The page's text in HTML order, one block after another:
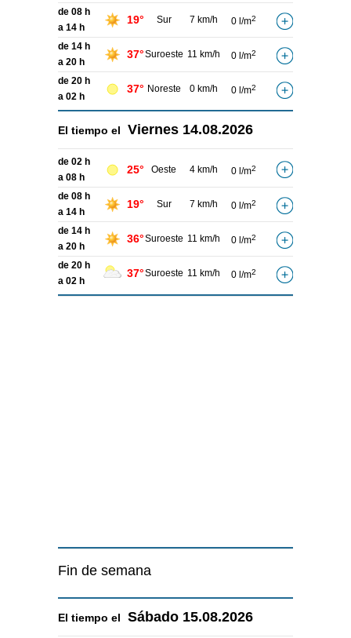
de 08 h
a 14 h
19° Sur 7 km/h 0 l/m2
de 14 h
a 20 h
37°Suroeste 11 km/h 0 l/m2
de 20 h
a 02 h
37° Noreste 0 km/h 0 l/m2
El tiempo el Viernes 14.08.2026
de 02 h
a 08 h
25° Oeste 4 km/h 0 l/m2
de 08 h
a 14 h
19° Sur 7 km/h 0 l/m2
de 14 h
a 20 h
36°Suroeste 11 km/h 0 l/m2
de 20 h
a 02 h
37°Suroeste 11 km/h 0 l/m2
Fin de semana
El tiempo el Sábado 15.08.2026